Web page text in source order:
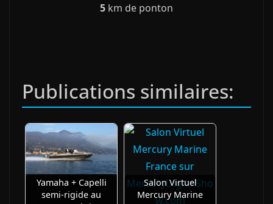
5 km de ponton
Publications similaires:
Yamaha + Capelli
semi-rigide au
Salon Virtuel
Mercury Marine